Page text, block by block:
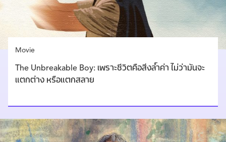
Movie
The Unbreakable Boy: เพราะชีวิตคือสิ่งล้ำค่า ไม่ว่ามันจะ
แตกต่าง หรือแตกสลาย